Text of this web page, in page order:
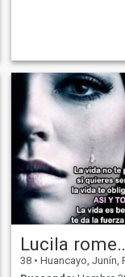
38 • Huancayo, Junín,